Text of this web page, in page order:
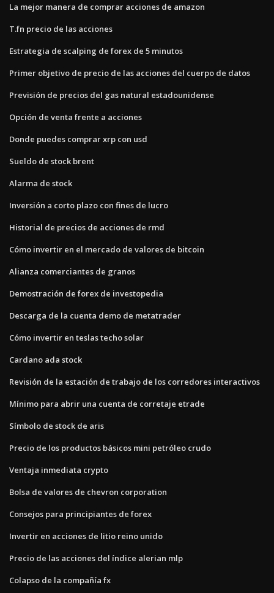
La mejor manera de comprar acciones de amazon
T.fn precio de las acciones
Estrategia de scalping de forex de 5 minutos
Primer objetivo de precio de las acciones del cuerpo de datos
Previsión de precios del gas natural estadounidense
Opción de venta frente a acciones
Donde puedes comprar xrp con usd
Sueldo de stock brent
Alarma de stock
Inversión a corto plazo con fines de lucro
Historial de precios de acciones de rmd
Cómo invertir en el mercado de valores de bitcoin
Alianza comerciantes de granos
Demostración de forex de investopedia
Descarga de la cuenta demo de metatrader
Cómo invertir en teslas techo solar
Cardano ada stock
Revisión de la estación de trabajo de los corredores interactivos
Mínimo para abrir una cuenta de corretaje etrade
Símbolo de stock de aris
Precio de los productos básicos mini petróleo crudo
Ventaja inmediata crypto
Bolsa de valores de chevron corporation
Consejos para principiantes de forex
Invertir en acciones de litio reino unido
Precio de las acciones del índice alerian mlp
Colapso de la compañía fx